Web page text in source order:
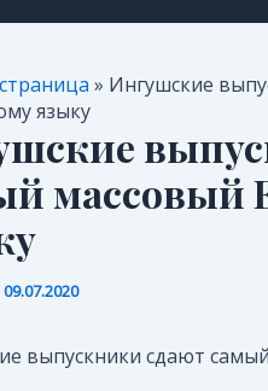
» Ингушские
языку
массовый
09.07.2020
выпускники сдают